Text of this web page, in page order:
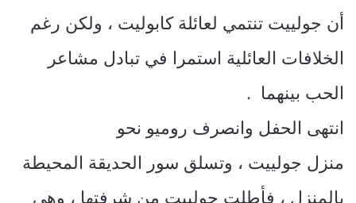
أن جولييت تنتمي لعائلة كابوليت ، ولكن رغم
الخلافات العائلية استمرا في تبادل مشاعر
الحب بينهما .
انتهى الحفل وانصرف روميو نحو
منزل جولييت ، وتسلق سور الحديقة المحيطة
بالمنزل ، فأطلت جولييت من شرفتها ، وهي